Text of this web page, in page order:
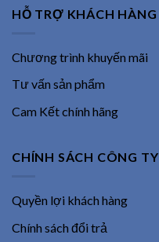
HỖ TRỢ KHÁCH HÀNG
Chương trình khuyến mãi
Tư vấn sản phẩm
Cam Kết chính hãng
CHÍNH SÁCH CÔNG TY
Quyền lợi khách hàng
Chính sách đổi trả